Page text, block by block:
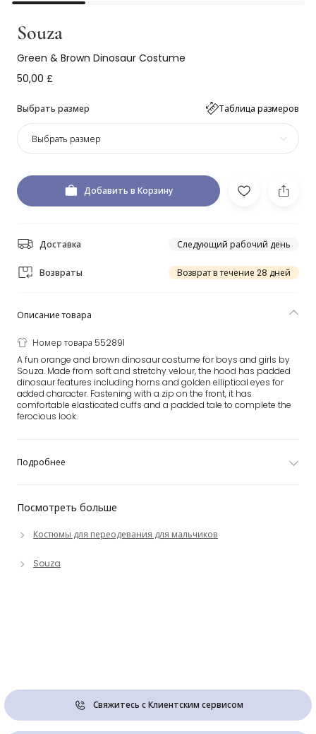
Souza
Green & Brown Dinosaur Costume
50,00 £
Выбрать размер Таблица размеров
Выбрать размер
Добавить в Корзину
Доставка Следующий рабочий день
Возвраты Возврат в течение 28 дней
Посмотреть больше
Костюмы для переодевания для мальчиков
Souza
Описание товара
Номер товара 552891
A fun orange and brown dinosaur costume for boys and girls by
Souza. Made from soft and stretchy velour, the hood has padded
dinosaur features including horns and golden elliptical eyes for
added character. Fastening with a zip on the front, it has
comfortable elasticated cuffs and a padded tale to complete the
ferocious look.
Подробнее
Свяжитесь с Клиентским сервисом